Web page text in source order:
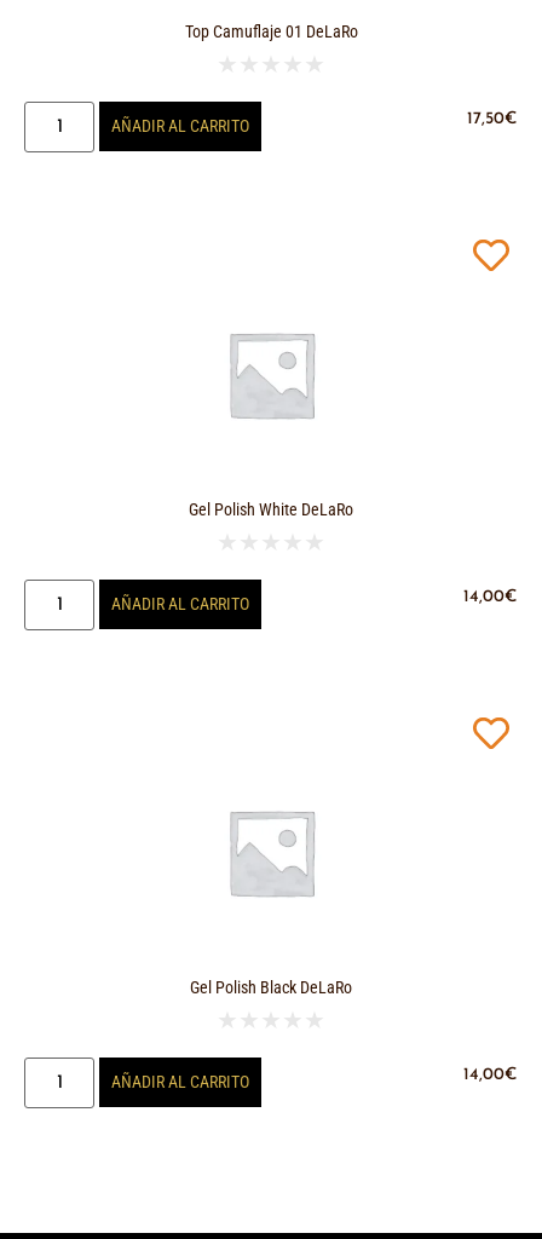
Top Camuflaje 01 DeLaRo
★ ★ ★ ★ ★
17,50€
AÑADIR AL CARRITO
Gel Polish White DeLaRo
★ ★ ★ ★ ★
14,00€
AÑADIR AL CARRITO
Gel Polish Black DeLaRo
★ ★ ★ ★ ★
14,00€
AÑADIR AL CARRITO